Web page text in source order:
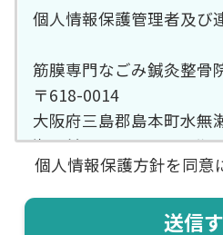
個人情報保護管理者及び
筋膜専門なごみ鍼灸整骨
〒618-0014
大阪府三島郡島本町水無
瀬駅前SSマンション1階
TEL 075-600-9796
ご記入頂きました個人情
個人情報保護方針を同意